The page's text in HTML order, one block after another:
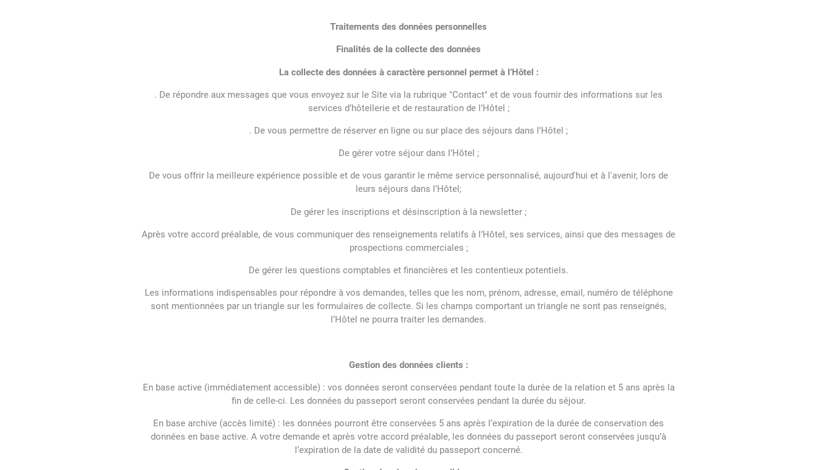
Traitements des données personnelles
Finalités de la collecte des données
La collecte des données à caractère personnel permet à l’Hôtel :
. De répondre aux messages que vous envoyez sur le Site via la rubrique "Contact" et de vous fournir des informations sur les
services d’hôtellerie et de restauration de l’Hôtel ;
. De vous permettre de réserver en ligne ou sur place des séjours dans l’Hôtel ;
De gérer votre séjour dans l’Hôtel ;
De vous offrir la meilleure expérience possible et de vous garantir le même service personnalisé, aujourd'hui et à l'avenir, lors de
leurs séjours dans l’Hôtel;
De gérer les inscriptions et désinscription à la newsletter ;
Après votre accord préalable, de vous communiquer des renseignements relatifs à l’Hôtel, ses services, ainsi que des messages de
prospections commerciales ;
De gérer les questions comptables et financières et les contentieux potentiels.
Les informations indispensables pour répondre à vos demandes, telles que les nom, prénom, adresse, email, numéro de téléphone
sont mentionnées par un triangle sur les formulaires de collecte. Si les champs comportant un triangle ne sont pas renseignés,
l’Hôtel ne pourra traiter les demandes.
Gestion des données clients :
En base active (immédiatement accessible) : vos données seront conservées pendant toute la durée de la relation et 5 ans après la
fin de celle-ci. Les données du passeport seront conservées pendant la durée du séjour.
En base archive (accès limité) : les données pourront être conservées 5 ans après l’expiration de la durée de conservation des
données en base active. A votre demande et après votre accord préalable, les données du passeport seront conservées jusqu’à
l’expiration de la date de validité du passeport concerné.